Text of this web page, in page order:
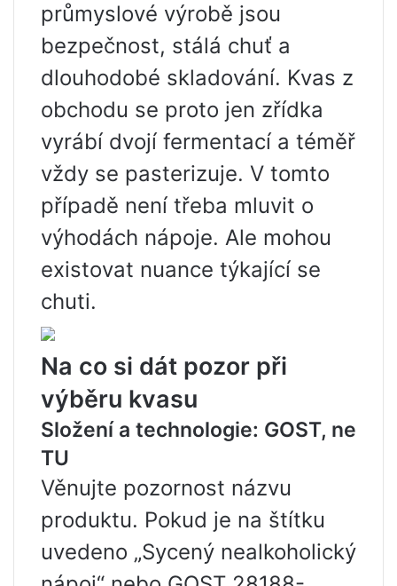
průmyslové výrobě jsou
bezpečnost, stálá chuť a
dlouhodobé skladování. Kvas z
obchodu se proto jen zřídka
vyrábí dvojí fermentací a téměř
vždy se pasterizuje. V tomto
případě není třeba mluvit o
výhodách nápoje. Ale mohou
existovat nuance týkající se
chuti.
Na co si dát pozor při
výběru kvasu
Složení a technologie: GOST, ne
TU
Věnujte pozornost názvu
produktu. Pokud je na štítku
uvedeno „Sycený nealkoholický